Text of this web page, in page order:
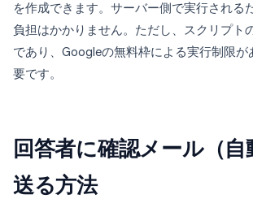
を作成できます。サーバー側で実行される
負担はかかりません。ただし、スクリプト
であり、Googleの無料枠による実行制限が
要です。
回答者に確認メール（自
送る方法